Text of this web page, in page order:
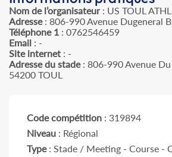
Nom de l’organisateur: US TOUL
Adresse: 806-990 Avenue Dugeneral
Téléphone 1 : 0762546459
Email : -
Site internet : -
Adresse du stade: 806-990 Avenue Du
54200 TOUL
Code compétition : 319894
Niveau : Régional
Type: Stade / Meeting - Course -